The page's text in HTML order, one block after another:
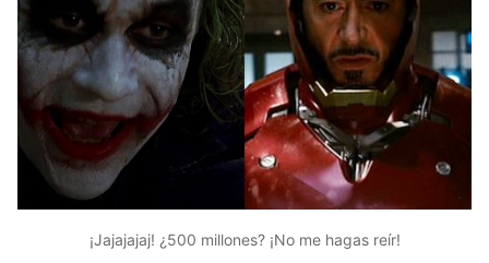
¡Jajajajaj! ¿500 millones? ¡No me hagas reír!